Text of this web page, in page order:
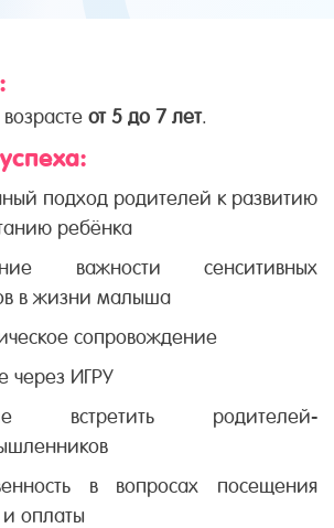
от 5 до 7 лет.
подход родителей к развитию
ребёнка
важности сенситивных
в жизни малыша
сопровождение
через ИГРУ
встретить родителей-
в вопросах посещения
оплаты